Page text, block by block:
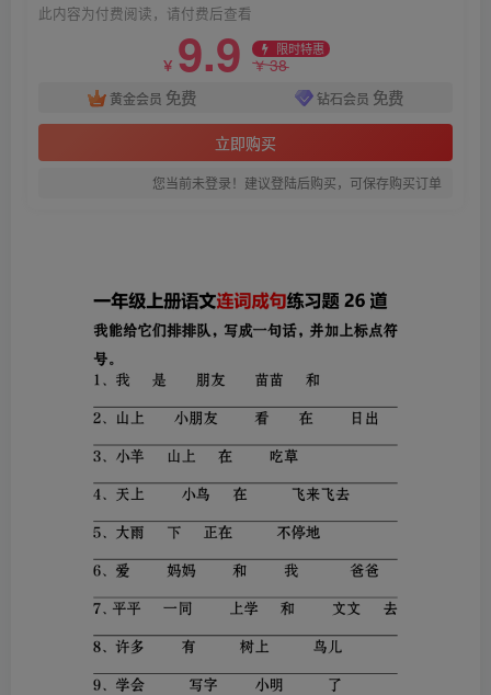
此内容为付费阅读，请付费后查看
￥ 9.9 限时特惠
￥38
黄金会员 免费 钻石会员 免费
立即购买
您当前未登录！建议登陆后购买，可保存购买订单